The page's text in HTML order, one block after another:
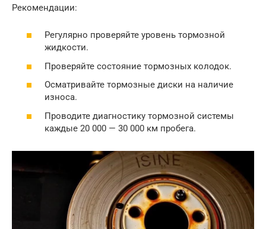
Рекомендации:
Регулярно проверяйте уровень тормозной
жидкости.
Проверяйте состояние тормозных колодок.
Осматривайте тормозные диски на наличие
износа.
Проводите диагностику тормозной системы
каждые 20 000 — 30 000 км пробега.